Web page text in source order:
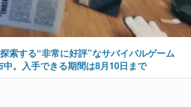
索する“非常に好評”なサバイバルゲーム
中。入手できる期間は8月10日まで